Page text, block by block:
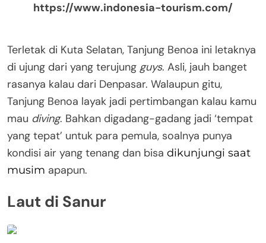
https://www.indonesia-tourism.com/
Terletak di Kuta Selatan, Tanjung Benoa ini letaknya
di ujung dari yang terujung guys. Asli, jauh banget
rasanya kalau dari Denpasar. Walaupun gitu,
Tanjung Benoa layak jadi pertimbangan kalau kamu
mau diving. Bahkan digadang-gadang jadi ‘tempat
yang tepat’ untuk para pemula, soalnya punya
kondisi air yang tenang dan bisa dikunjungi saat
musim apapun.
Laut di Sanur